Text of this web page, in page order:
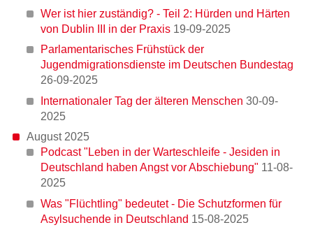
Ein säkularer Hospizdienst für Stuttgart - Interview mit
Christoph Keiper
deutschen Außengrenzen
Was "Flüchtling" bedeutet - Die Schutzformen für
Asylsuchende in Deutschland
Wer ist hier zuständig? - Teil 2: Hürden und Härten
von Dublin III in der Praxis 19-09-2025
Parlamentarisches Frühstück der
Jugendmigrationsdienste im Deutschen Bundestag
26-09-2025
Internationaler Tag der älteren Menschen 30-09-
2025
August 2025
Podcast "Leben in der Warteschleife - Jesiden in
Deutschland haben Angst vor Abschiebung" 11-08-
2025
Was "Flüchtling" bedeutet - Die Schutzformen für
Asylsuchende in Deutschland 15-08-2025